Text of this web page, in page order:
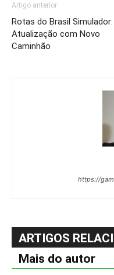
Artigo anterior
Rotas do Brasil Simulador:
Atualização com Novo
Caminhão
https://
ARTIGOS
Mais do autor